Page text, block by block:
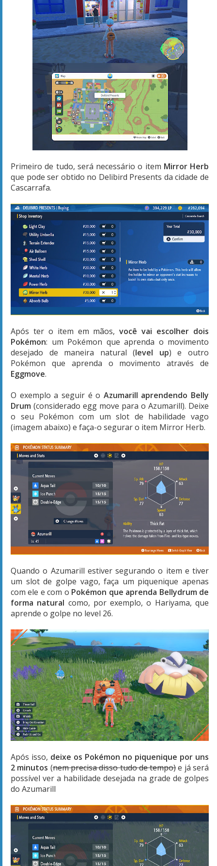
Primeiro de tudo, será necessário o item Mirror Herb
que pode ser obtido no Delibird Presents da cidade de
Cascarrafa.
Após ter o item em mãos,você vai escolher dois
Pokémon: um Pokémon que aprenda o movimento
desejado de maneira natural (level up) e outro
Pokémon que aprenda o movimento através de
Eggmove.
O exemplo a seguir é o Azumarill aprendendo Belly
Drum (considerado egg move para o Azumarill). Deixe
o seu Pokémon com um slot de habilidade vago
(imagem abaixo) e faça-o segurar o item Mirror Herb.
Quando o Azumarill estiver segurando o item e tiver
um slot de golpe vago, faça um piquenique apenas
com ele e com o Pokémon que aprenda Bellydrum de
forma natural como, por exemplo, o Hariyama, que
aprende o golpe no level 26.
Após isso, deixe os Pokémon no piquenique por uns
2 minutos (nem precisa disso tudo de tempo)e já será
possível ver a habilidade desejada na grade de golpes
do Azumarill